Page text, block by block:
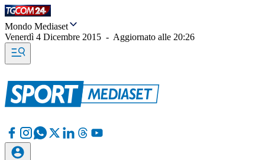
Mondo Mediaset
Venerdì 4 Dicembre 2015 - Aggiornato alle 20:26